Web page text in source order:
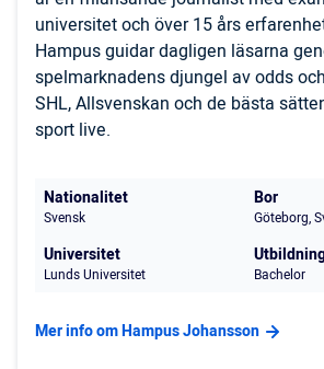
universitet och över 15 års
Hampus guidar dagligen läsarna
spelmarknadens djungel av odds
SHL, Allsvenskan och de bästa
sport live.
Nationalitet
Svensk
Bor
Göteborg,
Universitet
Lunds Universitet Bachelor
Mer info om Hampus Johansson